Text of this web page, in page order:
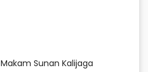
Sunan Kalijaga